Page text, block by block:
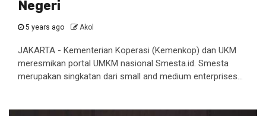
Negeri
5 years ago Akol
JAKARTA - Kementerian Koperasi (Kemenkop) dan UKM
meresmikan portal UMKM nasional Smesta.id. Smesta
merupakan singkatan dari small and medium enterprises...